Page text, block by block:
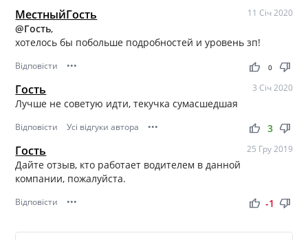
МестныйГость 11 Січ 2020
@Гость,
хотелось бы побольше подробностей и уровень зп!
Відповісти ••• thumb_up thumb_down
0
Гость 3 Січ 2020
Лучше не советую идти, текучка сумасшедшая
Відповісти Усі відгуки автора ••• thumb_up thumb_down
3
Гость 25 Гру 2019
Дайте отзыв, кто работает водителем в данной
компании, пожалуйста.
Відповісти ••• thumb_up thumb_down
-1